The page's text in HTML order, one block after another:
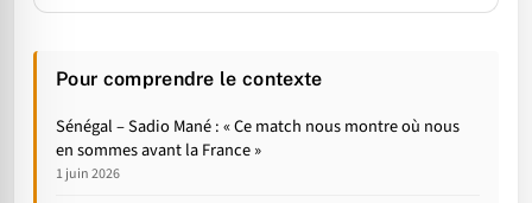
Pour comprendre le contexte
Sénégal – Sadio Mané : « Ce match nous montre où nous
en sommes avant la France »
1 juin 2026